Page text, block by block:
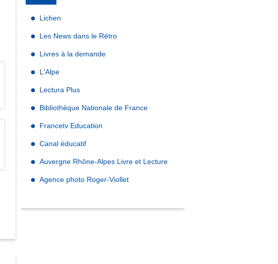
Lichen
Les News dans le Rétro
Livres à la demande
L'Alpe
Lectura Plus
Bibliothèque Nationale de France
Francetv Education
Canal éducatif
Auvergne Rhône-Alpes Livre et Lecture
Agence photo Roger-Viollet